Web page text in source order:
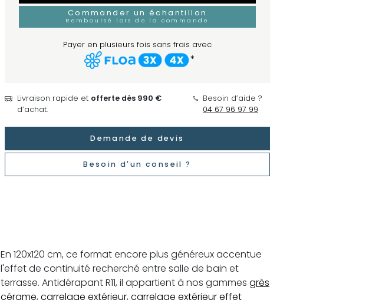
Commander un échantillon
Remboursé lors de la commande
Payer en plusieurs fois sans frais avec
*
Livraison rapide et offerte dès 990 €
d’achat.
Besoin d’aide ?
04 67 96 97 99
Demande de devis
Besoin d'un conseil ?
En 120x120 cm, ce format encore plus généreux accentue
l'effet de continuité recherché entre salle de bain et
terrasse. Antidérapant R11, il appartient à nos gammes grès
cérame, carrelage extérieur, carrelage extérieur effet